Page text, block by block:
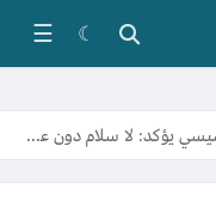
☾
☰
دون عدل ولا استقرار بدون دولة فلسطينية مستقلة